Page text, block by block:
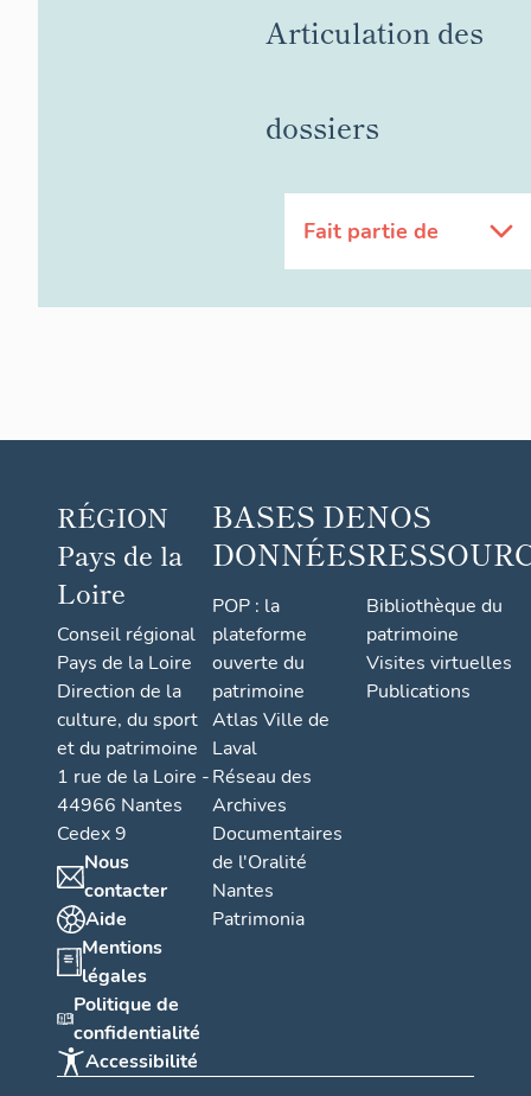
Articulation des
dossiers
Fait partie de
RÉGION
Pays de la
Loire
Conseil régional
Pays de la Loire
Direction de la
culture, du sport
et du patrimoine
1 rue de la Loire -
44966 Nantes
Cedex 9
Nous
contacter
Aide
Mentions
légales
Politique de
confidentialité
Accessibilité
BASES DE
DONNÉES
POP : la
plateforme
ouverte du
patrimoine
Atlas Ville de
Laval
Réseau des
Archives
Documentaires
de l'Oralité
Nantes
Patrimonia
NOS
Bibliothèque du
patrimoine
Visites virtuelles
Publications